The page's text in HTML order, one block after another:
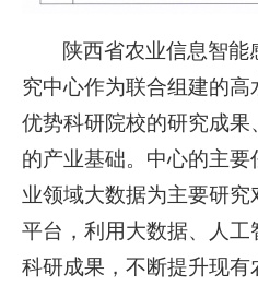
陕西省农业信息智
究中心作为联合组建的
优势科研院校的研究成
的产业基础。中心的主
业领域大数据为主要研
平台，利用大数据、人
科研成果，不断提升现有